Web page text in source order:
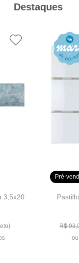
Destaques
3,5x20
Pré-
R$